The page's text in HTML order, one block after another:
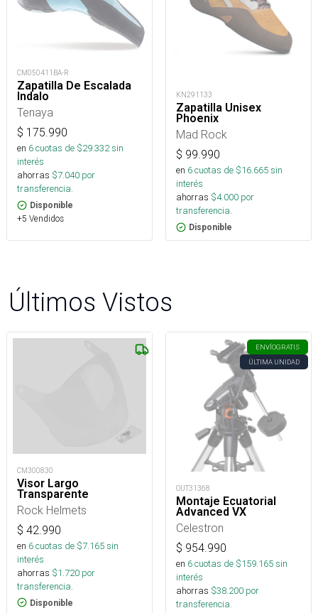
CM050411BA-R
Zapatilla De Escalada
Indalo
Tenaya
$ 175.990
en 6cuotas de $29.332sin
interés
ahorras $7.040 por
transferencia.
Disponible
+5 Vendidos
KN291133
Zapatilla Unisex
Phoenix
Mad Rock
$ 99.990
en 6cuotas de $16.665sin
interés
ahorras $4.000 por
transferencia.
Disponible
Últimos Vistos
CM300830
Visor Largo
Transparente
Rock Helmets
$ 42.990
en 6cuotas de $7.165sin
interés
ahorras $1.720 por
transferencia.
Disponible
ENVÍOGRATIS
ÚLTIMA UNIDAD
OUT31368
Montaje Ecuatorial
Advanced VX
Celestron
$ 954.990
en 6cuotas de $159.165sin
interés
ahorras $38.200 por
transferencia.